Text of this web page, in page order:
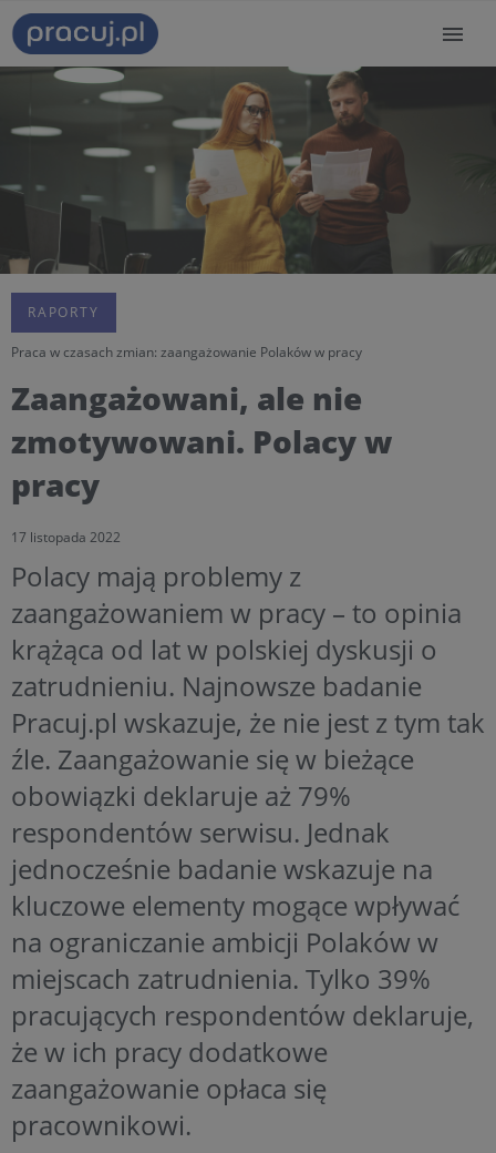
RAPORTY
Praca w czasach zmian: zaangażowanie Polaków w pracy
Zaangażowani, ale nie
zmotywowani. Polacy w
pracy
17 listopada 2022
Polacy mają problemy z
zaangażowaniem w pracy – to opinia
krążąca od lat w polskiej dyskusji o
zatrudnieniu. Najnowsze badanie
Pracuj.pl wskazuje, że nie jest z tym tak
źle. Zaangażowanie się w bieżące
obowiązki deklaruje aż 79%
respondentów serwisu. Jednak
jednocześnie badanie wskazuje na
kluczowe elementy mogące wpływać
na ograniczanie ambicji Polaków w
miejscach zatrudnienia. Tylko 39%
pracujących respondentów deklaruje,
że w ich pracy dodatkowe
zaangażowanie opłaca się
pracownikowi.